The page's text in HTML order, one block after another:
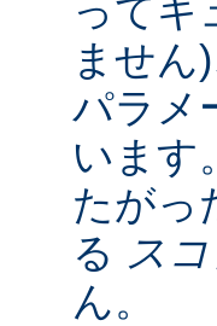
ってキ
ません
パラメ
います
たがっ
る ス
ん。